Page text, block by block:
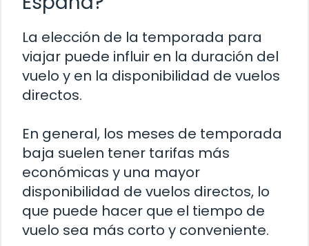
La elección de la temporada para
viajar puede influir en la duración del
vuelo y en la disponibilidad de vuelos
directos.
En general, los meses de temporada
baja suelen tener tarifas más
económicas y una mayor
disponibilidad de vuelos directos, lo
que puede hacer que el tiempo de
vuelo sea más corto y conveniente.